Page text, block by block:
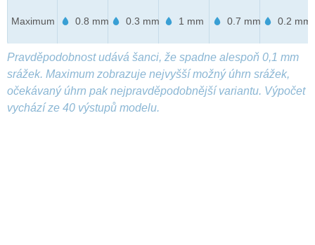
Maximum 0.8 mm 0.3 mm 1 mm 0.7 mm 0.2 mm
Pravděpodobnost udává šanci, že spadne alespoň 0,1 mm
srážek. Maximum zobrazuje nejvyšší možný úhrn srážek,
očekávaný úhrn pak nejpravděpodobnější variantu. Výpočet
vychází ze 40 výstupů modelu.